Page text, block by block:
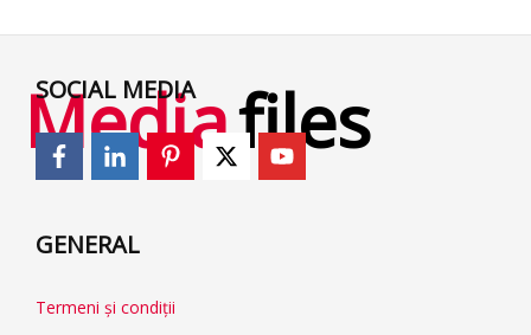
Mediafiles
SOCIAL MEDIA
GENERAL
Termeni și condiții